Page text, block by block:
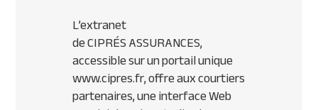
L’extranet
deCIPRÉSASSURANCES,
accessible sur un portail unique
www.cipres.fr, offre aux courtiers
partenaires, une interface Web